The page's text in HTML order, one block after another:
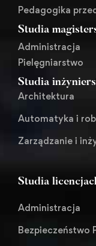
Pedagogika
Studia
Administracja
Pielęgniarstwo
Studia
Architektura
Automatyka i
Zarządzanie i
Studia
Administracja
Bezpieczeństwo